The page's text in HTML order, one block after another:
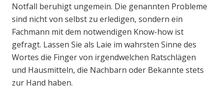
Notfall beruhigt ungemein. Die genannten Probleme
sind nicht von selbst zu erledigen, sondern ein
Fachmann mit dem notwendigen Know-how ist
gefragt. Lassen Sie als Laie im wahrsten Sinne des
Wortes die Finger von irgendwelchen Ratschlägen
und Hausmitteln, die Nachbarn oder Bekannte stets
zur Hand haben.